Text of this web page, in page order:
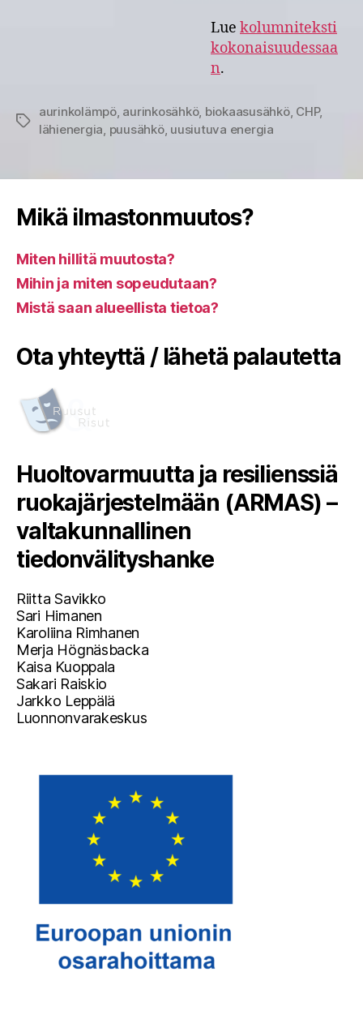
Lue kolumniteksti
kokonaisuudessaa
n.
Avainsanat
aurinkolämpö, aurinkosähkö, biokaasusähkö, CHP,
lähienergia, puusähkö, uusiutuva energia
Mikä ilmastonmuutos?
Miten hillitä muutosta?
Mihin ja miten sopeudutaan?
Mistä saan alueellista tietoa?
Ota yhteyttä / lähetä palautetta
Huoltovarmuutta ja resilienssiä
ruokajärjestelmään (ARMAS) –
valtakunnallinen
tiedonvälityshanke
Riitta Savikko
Sari Himanen
Karoliina Rimhanen
Merja Högnäsbacka
Kaisa Kuoppala
Sakari Raiskio
Jarkko Leppälä
Luonnonvarakeskus